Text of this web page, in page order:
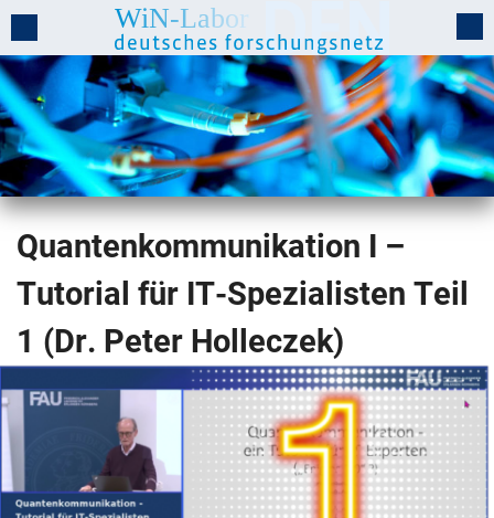
Quantenkommunikation I –
Tutorial für IT-Spezialisten Teil
1 (Dr. Peter Holleczek)